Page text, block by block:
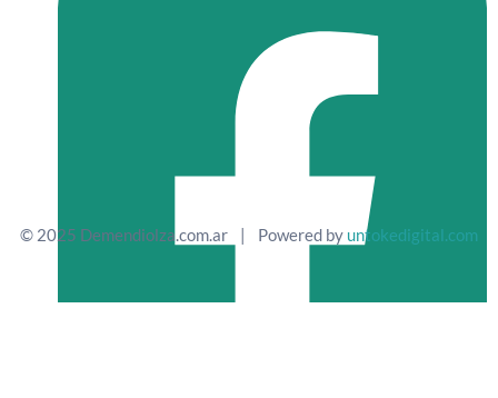
© 2025 Demendiolza.com.ar Powered by untokedigital.com